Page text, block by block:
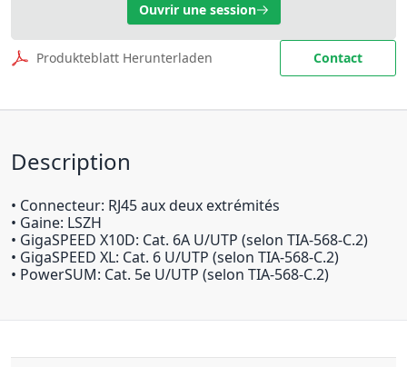
Ouvrir une session
Produkteblatt Herunterladen Contact
Description
• Connecteur: RJ45 aux deux extrémités
• Gaine: LSZH
• GigaSPEED X10D: Cat. 6A U/UTP (selon TIA-568-C.2)
• GigaSPEED XL: Cat. 6 U/UTP (selon TIA-568-C.2)
• PowerSUM: Cat. 5e U/UTP (selon TIA-568-C.2)